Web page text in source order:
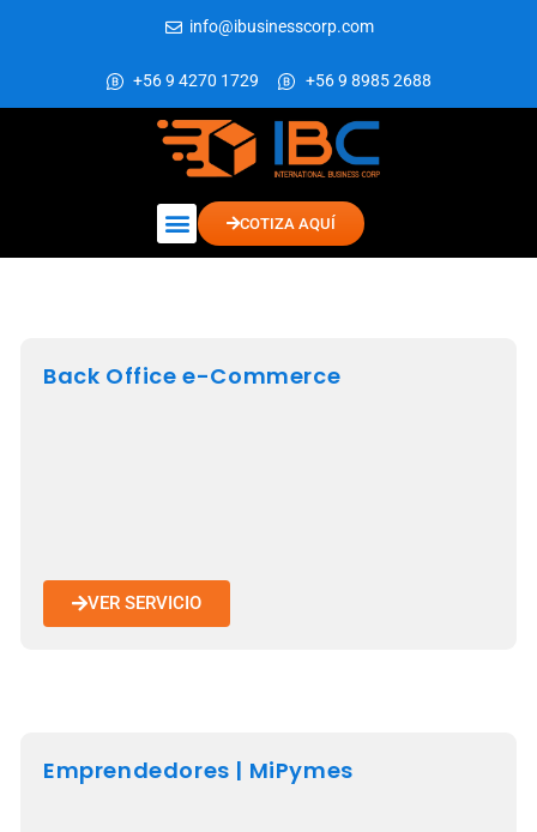
info@ibusinesscorp.com
+56 9 4270 1729 +56 9 8985 2688
COTIZA AQUÍ
Back Office e-Commerce
VER SERVICIO
Emprendedores | MiPymes